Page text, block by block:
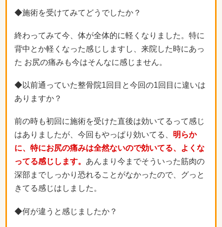
◆施術を受けてみてどうでしたか？
終わってみて今、体が全体的に軽くなりました。特に
背中とか軽くなった感じしますし、来院した時にあっ
た お尻の痛みも今はそんなに感じません。
◆以前通っていた整骨院1回目と今回の1回目に違いは
ありますか？
前の時も初回に施術を受けた直後は効いてるって感じ
はありましたが、今回もやっぱり効いてる、 明らか
に、特にお尻の痛みは全然ないので効いてる、よくな
ってる感じします。 あんまり今までそういった筋肉の
深部までしっかり恐れることがなかったので、グっと
きてる感じはしました。
◆何が違うと感じましたか？